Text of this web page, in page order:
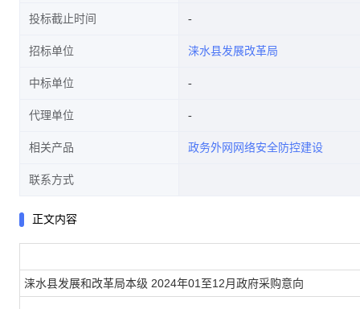
投标截止时间
招标单位 涞水县发展改革局
中标单位
代理单位
相关产品 政务外网网络安全防控建设
联系方式
正文内容
涞水县发展和改革局本级 2024年01至12月政府采购意向